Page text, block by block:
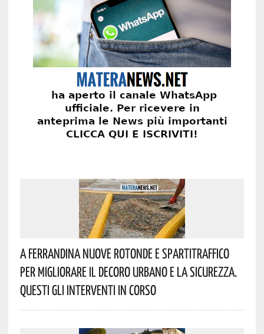
A Ferrandina Nuove Rotonde E Spartitraffico
Per Migliorare Il Decoro Urbano E La Sicurezza.
Questi Gli Interventi In Corso